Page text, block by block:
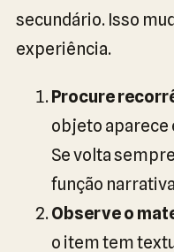
secundário. Isso
experiência.
Procure
objeto aparece
Se volta
função
Observe o
o item tem